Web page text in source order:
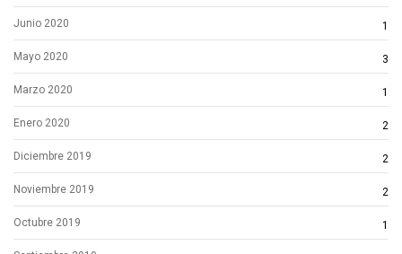
Junio 2020 1
Mayo 2020 3
Marzo 2020 1
Enero 2020 2
Diciembre 2019 2
Noviembre 2019 2
Octubre 2019 1